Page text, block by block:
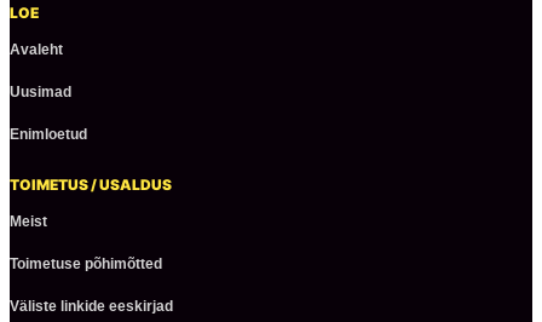
LOE
Avaleht
Uusimad
Enimloetud
TOIMETUS / USALDUS
Meist
Toimetuse põhimõtted
Väliste linkide eeskirjad